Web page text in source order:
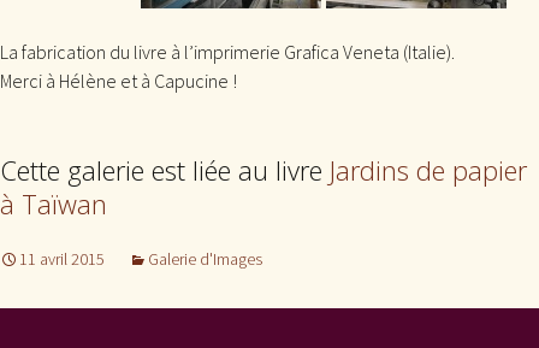
La fabrication du livre à l’imprimerie Grafica Veneta (Italie).
Merci à Hélène et à Capucine !
Cette galerie est liée au livre Jardins de papier
à Taïwan
11 avril 2015 Galerie d'Images